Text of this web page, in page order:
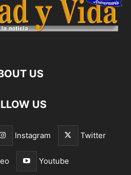
US
US
Instagram Twitter
Youtube